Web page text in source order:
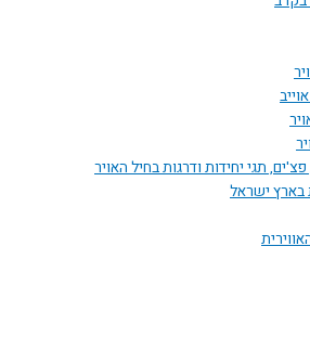
תגי יחידות ודרגות בחיל האויר
ישראל